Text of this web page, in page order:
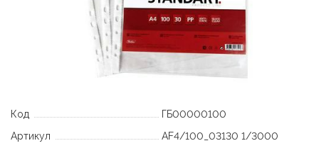
Код
ГБ00000100
Артикул
AF4/100_03130 1/3000